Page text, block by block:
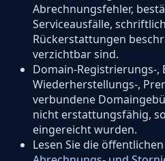
Abrechnungsfehler,
Serviceausfälle,
Rückerstattungen
verzichtbar sind.
Domain-Registrierungs-,
Wiederherstellungs-,
verbundene
nicht erstattungsfähig,
eingereicht wurden.
Lesen Sie die öffentlichen